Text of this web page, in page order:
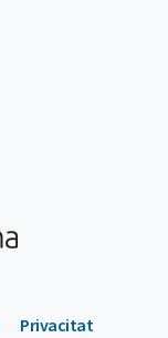
Privacitat